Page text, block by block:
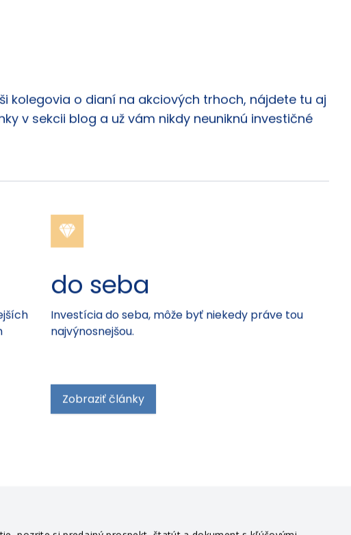
o dianí na akciových trhoch, nájdete tu aj
v sekcii blog a už vám nikdy neuniknú investičné
do seba
Investícia do seba, môže byť niekedy práve tou
Zobraziť články